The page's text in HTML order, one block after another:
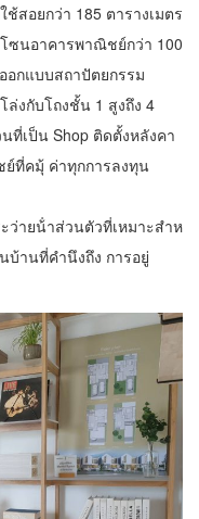
สอยกว่า 185 ตารางเมตร
ซนอาคารพาณิชย์กว่า 100
อกแบบสถาปัตยกรรม
ล่งกับโถงชั้น 1 สูงถึง 4
ที่เป็น Shop ติดตั้งหลังคา
ย์ที่คมุ้ ค่าทุกการลงทุน
ว่ายน้ําส่วนตัวที่เหมาะสําห
านที่คํานึงถึง การอยู่